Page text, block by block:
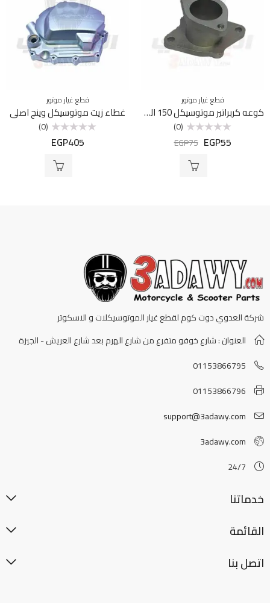
قطع غيار موتور
كوعه كربراتير موتوسيكل 150 الومنيوم
التقييم
(0)
EGP55
EGP75
قطع غيار موتور
غطاء زيت موتوسيكل وينج اصلي
التقييم
(0)
EGP405
شركة العدوي دوت كوم لقطع غيار الموتوسيكلات و الاسكوتر
العنوان : شارع خوفو متفرع من شارع الهرم بعد شارع العريش - الجيزة
01153866795
01153866796
support@3adawy.com
3adawy.com
24/7
خدماتنا
القائمة
اتصل بنا